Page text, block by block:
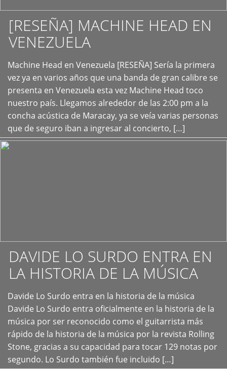
[RESEÑA] MACHINE HEAD EN
VENEZUELA
Machine Head en Venezuela [RESEÑA] Sería la primera
vez ya en varios años que una banda de gran calibre se
presenta en Venezuela esta vez Machine Head toco
nuestro país. Llegamos alrededor de las 2:00 pm a la
concha acústica de Maracay, ya se veía varias personas
que de seguro iban a ingresar al concierto, […]
+
DAVIDE LO SURDO ENTRA EN
LA HISTORIA DE LA MÚSICA
Davide Lo Surdo entra en la historia de la música
Davide Lo Surdo entra oficialmente en la historia de la
música por ser reconocido como el guitarrista más
rápido de la historia de la música por la revista Rolling
Stone, gracias a su capacidad para tocar 129 notas por
segundo. Lo Surdo también fue incluido […]
+